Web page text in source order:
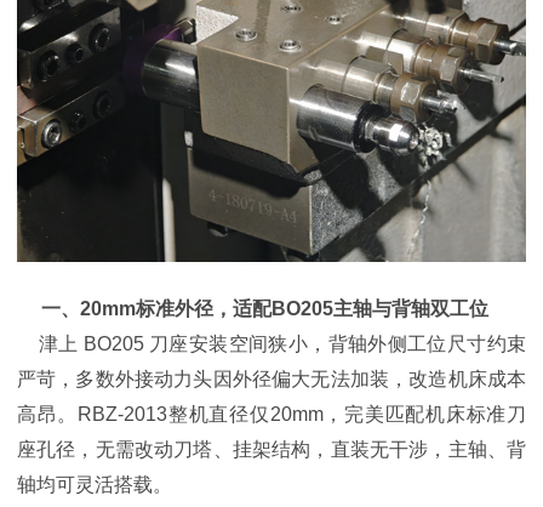
一、20mm标准外径，适配BO205主轴与背轴双工位
津上 BO205 刀座安装空间狭小，背轴外侧工位尺寸约束
严苛，多数外接动力头因外径偏大无法加装，改造机床成本
高昂。RBZ-2013整机直径仅20mm，完美匹配机床标准刀
座孔径，无需改动刀塔、挂架结构，直装无干涉，主轴、背
轴均可灵活搭载。